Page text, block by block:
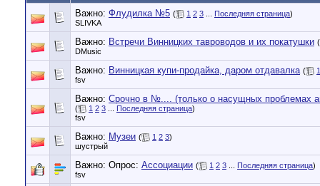
Важно: Флудилка №5 ( 1 2 3 Последняя страница)
SLIVKA
Важно: Встречи Винницких тавроводов и их покатушки (
DMusic
Важно: Винницкая купи-продайка, даром отдавалка (
1
fsv
Важно: Срочно в №.... (только о насущных проблемах
( 1 2 3 Последняя страница)
fsv
Важно: Музеи ( 1 2 3)
шустрый
Важно: Опрос: Ассоциации ( 1 2 3 Последняя страница)
fsv